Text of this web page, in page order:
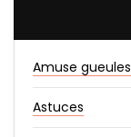
Amuse gueules
Astuces